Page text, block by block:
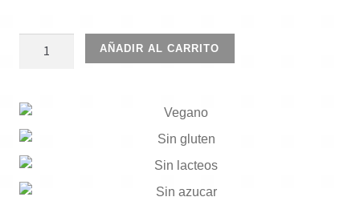
queso
und
cantidad
AÑADIR AL CARRITO